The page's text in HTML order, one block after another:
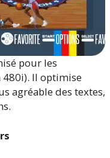
pour les
480i). Il optimise
agréable des textes,